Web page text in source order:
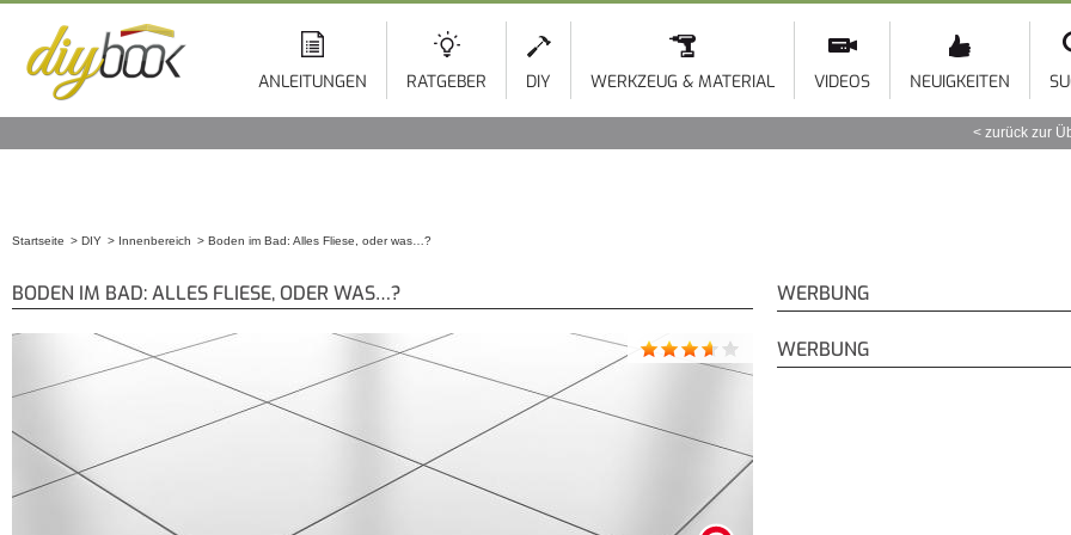
ANLEITUNGEN RATGEBER DIY WERKZEUG & MATERIAL VIDEOS NEUIGKEITEN
zurück zur
Startseite DIY Innenbereich Boden im Bad: Alles Fliese, oder was…?
BODEN IM BAD: ALLES FLIESE, ODER WAS…? WERBUNG
WERBUNG